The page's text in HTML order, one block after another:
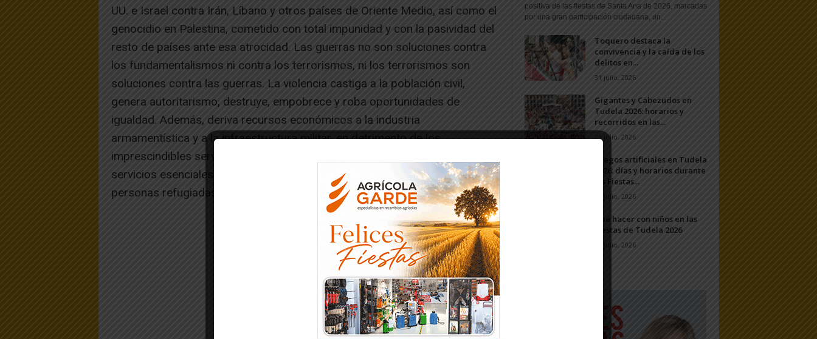
UU. e Israel contra Irán, Líbano y otros países de Oriente Medio, así como el
genocidio en Palestina, cometido con total impunidad y con la pasividad del
resto de países ante esa atrocidad. Las guerras no son soluciones contra
los fundamentalismos ni contra los terrorismos, ni los terrorismos son
soluciones contra las guerras. La violencia castiga a la población civil,
genera autoritarismo, destruye, empobrece y roba oportunidades de
igualdad. Además, deriva recursos económicos a la industria
armamentística y a la infraestructura militar, en detrimento de los
imprescindibles servicios públicos de salud, educación, transporte y otros
servicios esenciales. Alimenta a nivel mundial el miedo, el rechazo a las
personas refugiadas y el autoritarismo. Lo opuesto a la paz y sus valores.
positiva de las fiestas de Santa Ana de 2026, marcadas
por una gran participación ciudadana, un...
Toquero destaca la
convivencia y la caída de los
delitos en...
31 julio, 2026
Gigantes y Cabezudos en
Tudela 2026: horarios y
recorridos en las...
25 julio, 2026
Fuegos artificiales en Tudela
2026: días y horarios durante
las Fiestas...
24 julio, 2026
Qué hacer con niños en las
Fiestas de Tudela 2026
23 julio, 2026